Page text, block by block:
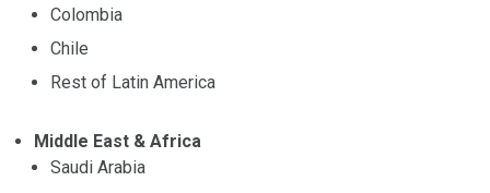
Colombia
Chile
Rest of Latin America
Middle East & Africa
Saudi Arabia